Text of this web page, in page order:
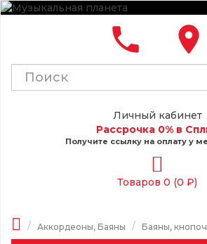
local_phone place
Личный кабинет
Рассрочка 0% в
Получите ссылку на оплату у
Товаров 0 (0 ₽)
Аккордеоны, Баяны Баяны,